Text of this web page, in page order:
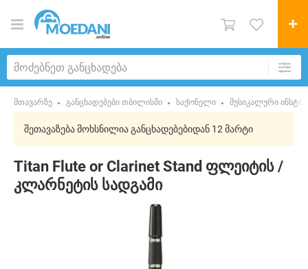
მთავარზე განცხადებები თბილისში საქონელი მუსიკალური
შეთავაზება მოხსნილია განცხადებებიდან 12 მარტი
Titan Flute or Clarinet Stand ფლეიტის /
კლარნეტის სადგამი